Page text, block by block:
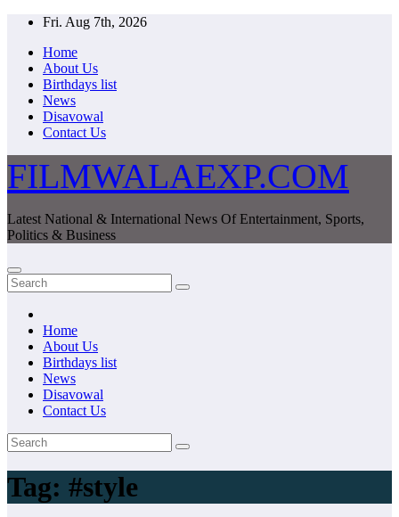
Skip
content
Fri. Aug 7th, 2026
Home
About Us
Birthdays list
News
Disavowal
Contact Us
FILMWALAEXP.COM
Latest National & International News Of Entertainment, Sports,
Politics & Business
Home
About Us
Birthdays list
News
Disavowal
Contact Us
Tag: #style